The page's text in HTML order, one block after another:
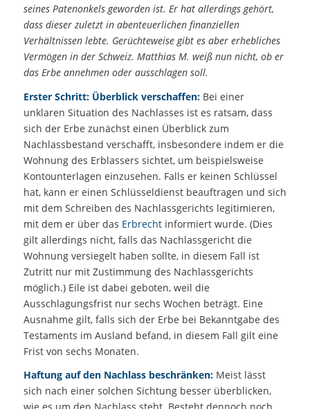
seines Patenonkels geworden ist. Er hat allerdings gehört,
dass dieser zuletzt in abenteuerlichen finanziellen
Verhältnissen lebte. Gerüchteweise gibt es aber erhebliches
Vermögen in der Schweiz. Matthias M. weiß nun nicht, ob er
das Erbe annehmen oder ausschlagen soll.
Erster Schritt: Überblick verschaffen:Bei einer
unklaren Situation des Nachlasses ist es ratsam, dass
sich der Erbe zunächst einen Überblick zum
Nachlassbestand verschafft, insbesondere indem er die
Wohnung des Erblassers sichtet, um beispielsweise
Kontounterlagen einzusehen. Falls er keinen Schlüssel
hat, kann er einen Schlüsseldienst beauftragen und sich
mit dem Schreiben des Nachlassgerichts legitimieren,
mit dem er über das Erbrechtinformiert wurde. (Dies
gilt allerdings nicht, falls das Nachlassgericht die
Wohnung versiegelt haben sollte, in diesem Fall ist
Zutritt nur mit Zustimmung des Nachlassgerichts
möglich.) Eile ist dabei geboten, weil die
Ausschlagungsfrist nur sechs Wochen beträgt. Eine
Ausnahme gilt, falls sich der Erbe bei Bekanntgabe des
Testaments im Ausland befand, in diesem Fall gilt eine
Frist von sechs Monaten.
Haftung auf den Nachlass beschränken:Meist lässt
sich nach einer solchen Sichtung besser überblicken,